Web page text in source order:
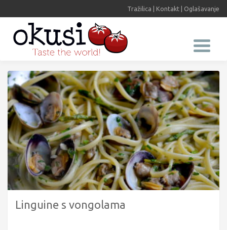
Tražilica Kontakt Oglašavanje
Linguine s vongolama